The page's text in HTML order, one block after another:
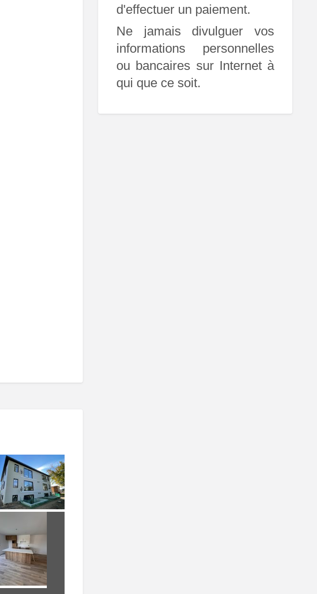
d'effectuer un paiement.
Ne jamais divulguer vos
informations personnelles
ou bancaires sur Internet à
qui que ce soit.